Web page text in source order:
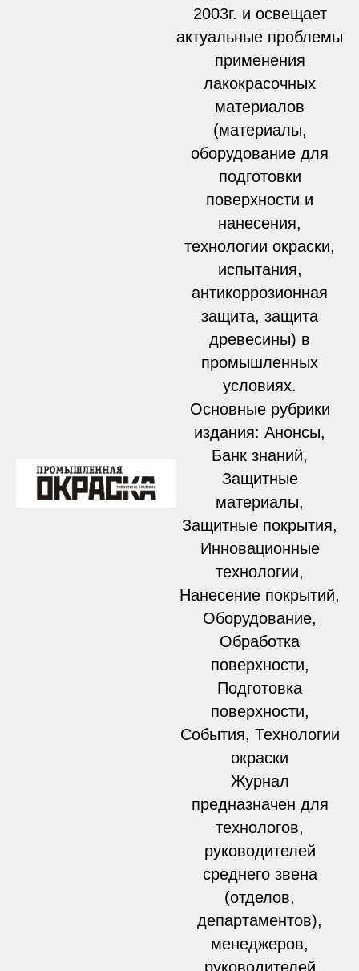
2003г. и освещает
актуальные проблемы
применения
лакокрасочных
материалов
(материалы,
оборудование для
подготовки
поверхности и
нанесения,
технологии окраски,
испытания,
антикоррозионная
защита, защита
древесины) в
промышленных
условиях.
Основные рубрики
издания: Анонсы,
Банк знаний,
Защитные
материалы,
Защитные покрытия,
Инновационные
технологии,
Нанесение покрытий,
Оборудование,
Обработка
поверхности,
Подготовка
поверхности,
События, Технологии
окраски
Журнал
предназначен для
технологов,
руководителей
среднего звена
(отделов,
департаментов),
менеджеров,
руководителей